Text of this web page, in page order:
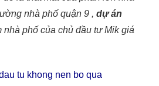
nhà phố quận 9 , dự án
phố của chủ đầu tư Mik giá